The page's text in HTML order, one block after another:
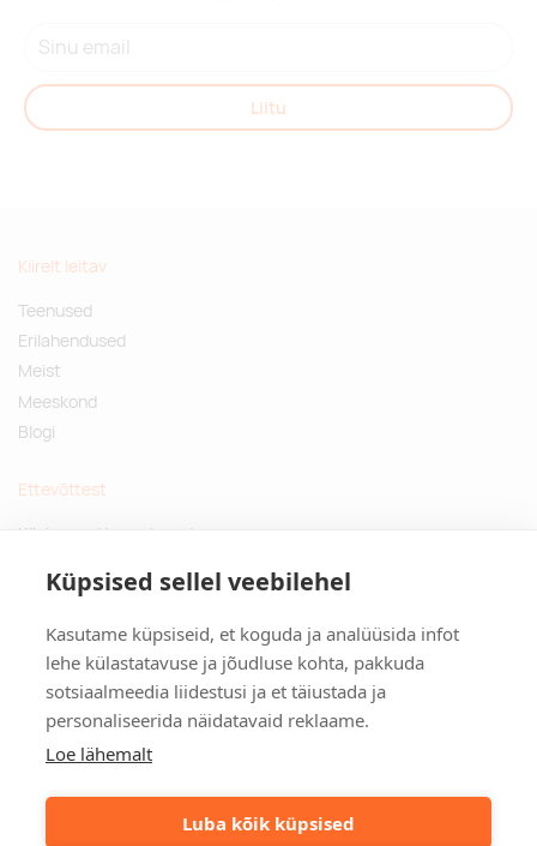
Küpsised sellel veebilehel
Kasutame küpsiseid, et koguda ja analüüsida infot
lehe külastatavuse ja jõudluse kohta, pakkuda
sotsiaalmeedia liidestusi ja et täiustada ja
personaliseerida näidatavaid reklaame.
Loe lähemalt
Luba kõik küpsised
Liitu
Kiirelt leitav
Teenused
Erilahendused
Meist
Meeskond
Blogi
Ettevõttest
Küsimused ja vastused
Privaatsuspoliitika
Kontakt
Tulika põik 3, Tallinn
info@kinkston.ee
+372 6989 100
Sotsiaalmeedia